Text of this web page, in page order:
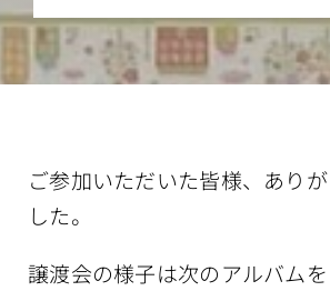
ご支援
ご参加いただいた皆様、あり
した。
譲渡会の様子は次のアルバム